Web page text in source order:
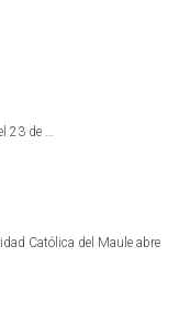
23 de …
Católica del Maule abre